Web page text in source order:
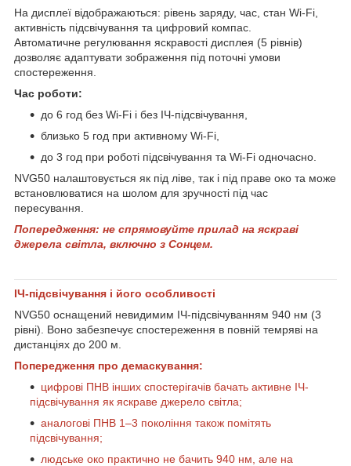
На дисплеї відображаються: рівень заряду, час, стан Wi-Fi,
активність підсвічування та цифровий компас.
Автоматичне регулювання яскравості дисплея (5 рівнів)
дозволяє адаптувати зображення під поточні умови
спостереження.
Час роботи:
до 6 год без Wi-Fi і без ІЧ-підсвічування,
близько 5 год при активному Wi-Fi,
до 3 год при роботі підсвічування та Wi-Fi одночасно.
NVG50 налаштовується як під ліве, так і під праве око та може
встановлюватися на шолом для зручності під час
пересування.
Попередження: не спрямовуйте прилад на яскраві
джерела світла, включно з Сонцем.
ІЧ-підсвічування і його особливості
NVG50 оснащений невидимим ІЧ-підсвічуванням 940 нм (3
рівні). Воно забезпечує спостереження в повній темряві на
дистанціях до 200 м.
Попередження про демаскування:
цифрові ПНВ інших спостерігачів бачать активне ІЧ-
підсвічування як яскраве джерело світла;
аналогові ПНВ 1–3 покоління також помітять
підсвічування;
людське око практично не бачить 940 нм, але на